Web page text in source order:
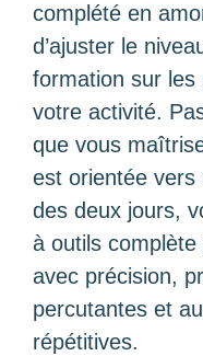
complété en
d’ajuster le
formation sur les
votre activité.
que vous
est orientée vers
des deux jours,
à outils
avec précision,
percutantes et
répétitives.